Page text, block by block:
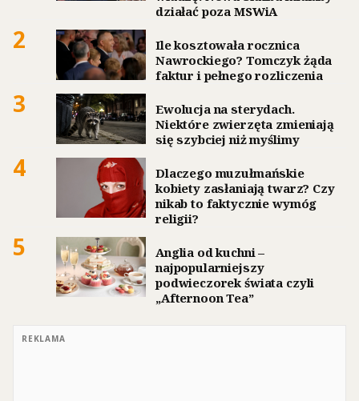
działać poza MSWiA
2
Ile kosztowała rocznica
Nawrockiego? Tomczyk żąda
faktur i pełnego rozliczenia
3
Ewolucja na sterydach.
Niektóre zwierzęta zmieniają
się szybciej niż myślimy
4
Dlaczego muzułmańskie
kobiety zasłaniają twarz? Czy
nikab to faktycznie wymóg
religii?
5
Anglia od kuchni –
najpopularniejszy
podwieczorek świata czyli
„Afternoon Tea”
REKLAMA